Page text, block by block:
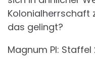
Kolonialherrschaft
das gelingt?
Magnum PI: